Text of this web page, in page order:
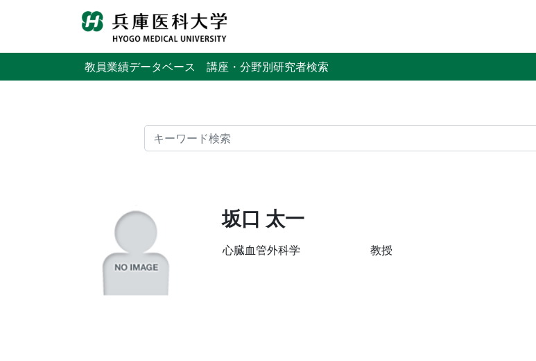
教員業績データベース 講座・分野別研究者検索
検索
坂口 太一
心臓血管外科学 教授